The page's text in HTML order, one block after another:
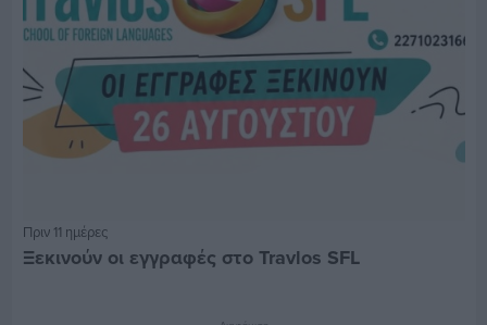
Πριν 11 ημέρες
Ξεκινούν οι εγγραφές στο Travlos SFL